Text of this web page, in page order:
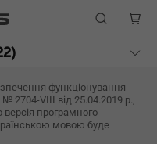
функціонування
2704-VIII від 25.04.2019 р.,
програмного
мовою буде